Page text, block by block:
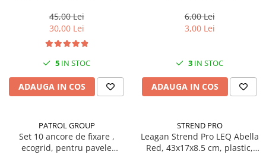
45,00 Lei
30,00 Lei
5 IN STOC
ADAUGA IN COS
6,00 Lei
3,00 Lei
3 IN STOC
ADAUGA IN COS
PATROL GROUP
Set 10 ancore de fixare ,
ecogrid, pentru pavele
STREND PRO
Leagan Strend Pro LEQ Abella
Red, 43x17x8.5 cm, plastic,